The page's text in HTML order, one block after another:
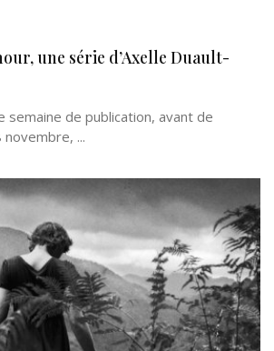
une série d’Axelle Duault-
semaine de publication, avant de
...